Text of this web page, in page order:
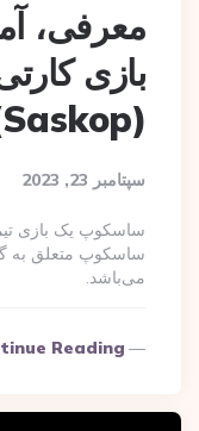
معرفی،
بازی
(Saskop)
سپتامبر 23, 2023
ساسکوپ یک بازی
می‌باشد.
Reading